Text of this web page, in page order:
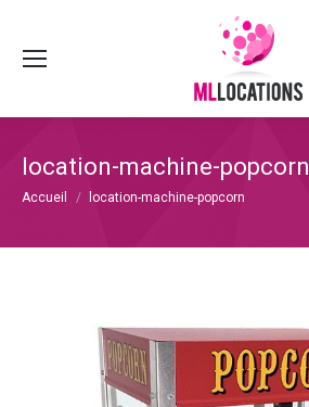
location-machine-popcorn
Vous êtes ici :
Accueil location-machine-popcorn